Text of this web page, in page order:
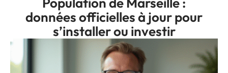
données officielles à jour pour
s’installer ou investir